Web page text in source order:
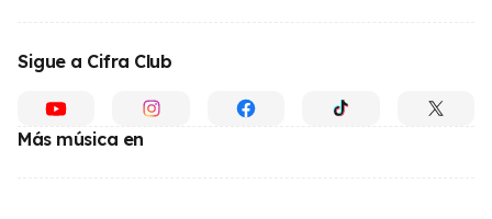
Sigue a Cifra Club
Más música en